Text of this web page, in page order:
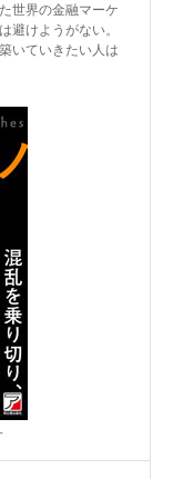
世界の金融マーケ
避けようがない。
いていきたい人は